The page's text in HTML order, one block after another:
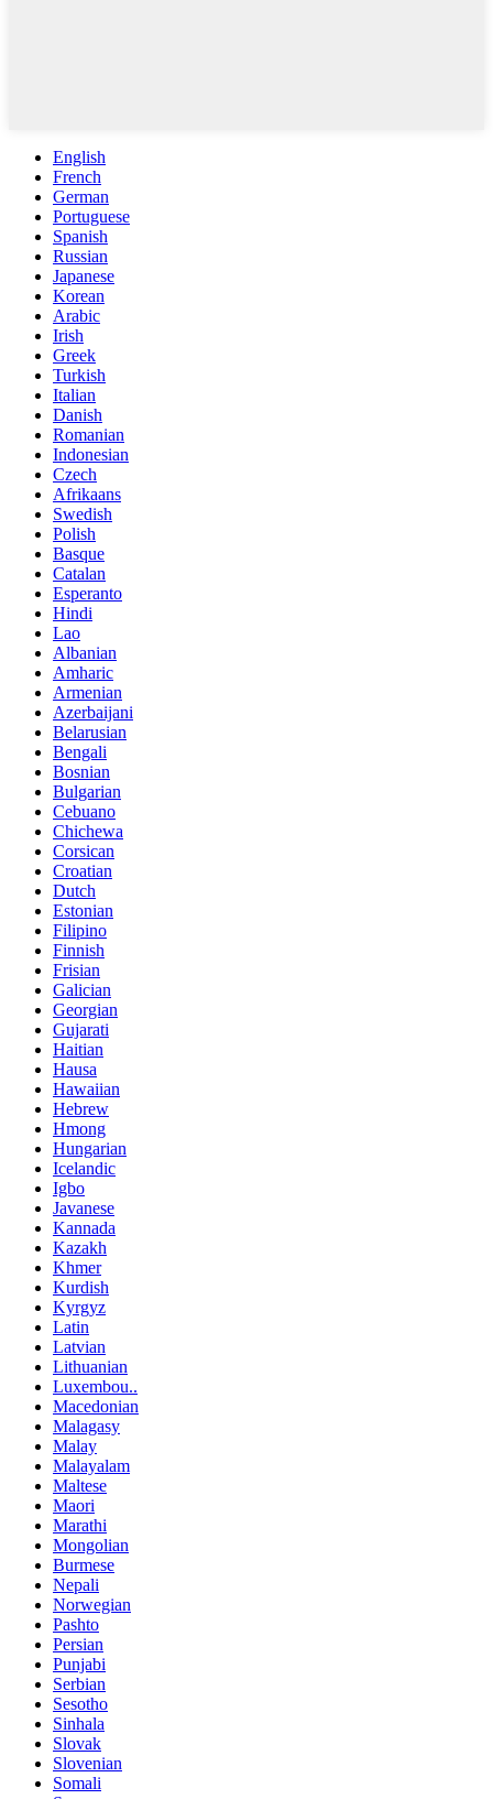
English
French
German
Portuguese
Spanish
Russian
Japanese
Korean
Arabic
Irish
Greek
Turkish
Italian
Danish
Romanian
Indonesian
Czech
Afrikaans
Swedish
Polish
Basque
Catalan
Esperanto
Hindi
Lao
Albanian
Amharic
Armenian
Azerbaijani
Belarusian
Bengali
Bosnian
Bulgarian
Cebuano
Chichewa
Corsican
Croatian
Dutch
Estonian
Filipino
Finnish
Frisian
Galician
Georgian
Gujarati
Haitian
Hausa
Hawaiian
Hebrew
Hmong
Hungarian
Icelandic
Igbo
Javanese
Kannada
Kazakh
Khmer
Kurdish
Kyrgyz
Latin
Latvian
Lithuanian
Luxembou..
Macedonian
Malagasy
Malay
Malayalam
Maltese
Maori
Marathi
Mongolian
Burmese
Nepali
Norwegian
Pashto
Persian
Punjabi
Serbian
Sesotho
Sinhala
Slovak
Slovenian
Somali